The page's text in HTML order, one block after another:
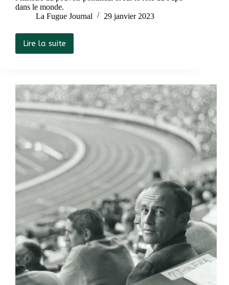
dans le monde.
La Fugue Journal
29 janvier 2023
Lire la suite
Christophe
Dickès:
de
Benoît
XVI
était
pontificat
enseignant »